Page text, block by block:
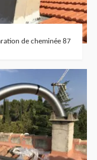
de cheminée 87